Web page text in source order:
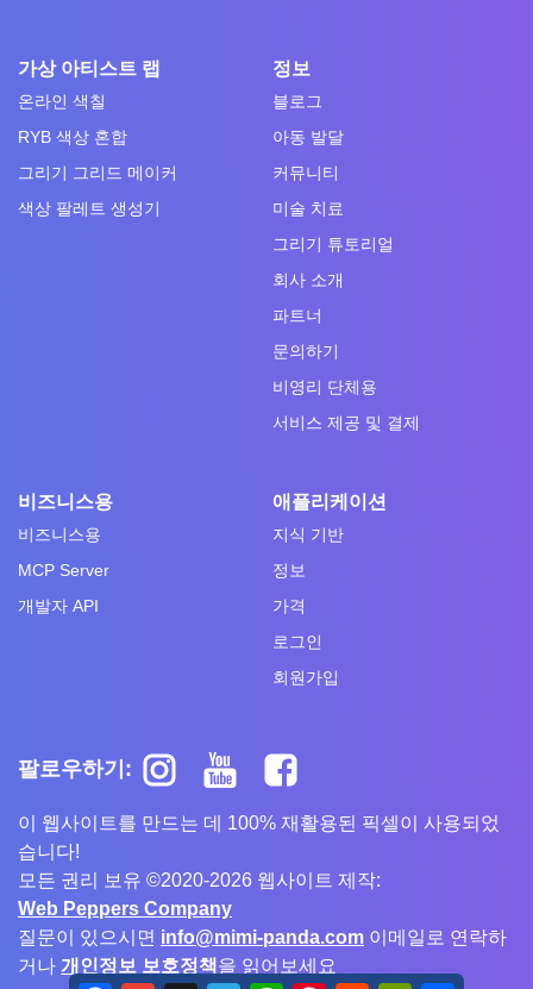
가상 아티스트 랩
온라인 색칠
RYB 색상 혼합
그리기 그리드 메이커
색상 팔레트 생성기
정보
블로그
아동 발달
커뮤니티
미술 치료
그리기 튜토리얼
회사 소개
파트너
문의하기
비영리 단체용
서비스 제공 및 결제
비즈니스용
비즈니스용
MCP Server
개발자 API
애플리케이션
지식 기반
정보
가격
로그인
회원가입
팔로우하기:
이 웹사이트를 만드는 데 100% 재활용된 픽셀이 사용되었
습니다!
모든 권리 보유 ©2020-2026 웹사이트 제작:
Web Peppers Company
질문이 있으시면 info@mimi-panda.com 이메일로 연락하
거나 개인정보 보호정책 을 읽어보세요